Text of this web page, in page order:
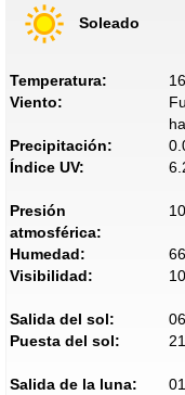
Soleado
Temperatura:
Viento:
Precipitación:
Índice UV:
Presión
atmosférica:
Humedad:
Visibilidad:
Salida del sol:
Puesta del sol:
Salida de la luna: